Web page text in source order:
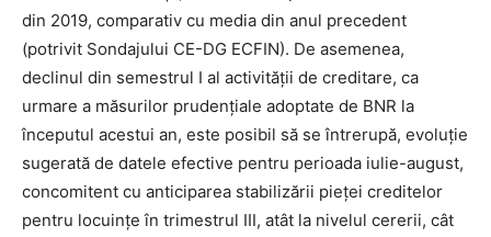
din 2019, comparativ cu media din anul precedent
(potrivit Sondajului CE-DG ECFIN). De asemenea,
declinul din semestrul I al activității de creditare, ca
urmare a măsurilor prudențiale adoptate de BNR la
începutul acestui an, este posibil să se întrerupă, evoluție
sugerată de datele efective pentru perioada iulie-august,
concomitent cu anticiparea stabilizării pieței creditelor
pentru locuințe în trimestrul III, atât la nivelul cererii, cât